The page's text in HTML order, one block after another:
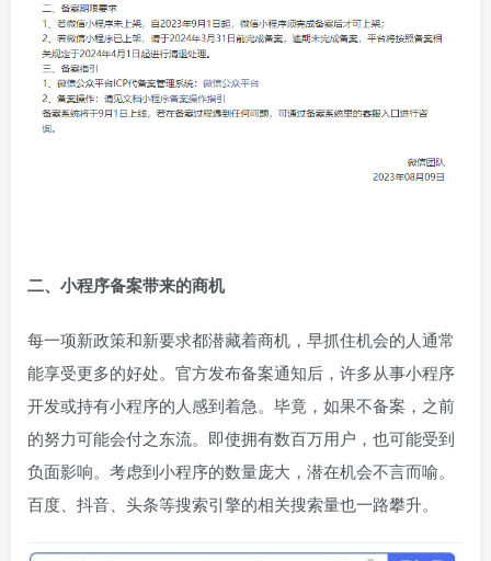
二、小程序备案带来的商机
每一项新政策和新要求都潜藏着商机，早抓住机会的人通常
能享受更多的好处。官方发布备案通知后，许多从事小程序
开发或持有小程序的人感到着急。毕竟，如果不备案，之前
的努力可能会付之东流。即使拥有数百万用户，也可能受到
负面影响。考虑到小程序的数量庞大，潜在机会不言而喻。
百度、抖音、头条等搜索引擎的相关搜索量也一路攀升。